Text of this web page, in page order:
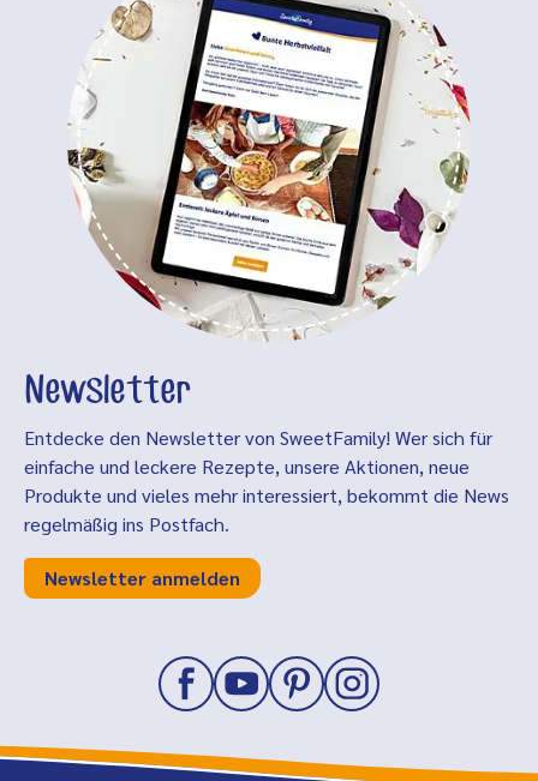
Newsletter
Entdecke den Newsletter von SweetFamily! Wer sich für
einfache und leckere Rezepte, unsere Aktionen, neue
Produkte und vieles mehr interessiert, bekommt die News
regelmäßig ins Postfach.
Newsletter anmelden